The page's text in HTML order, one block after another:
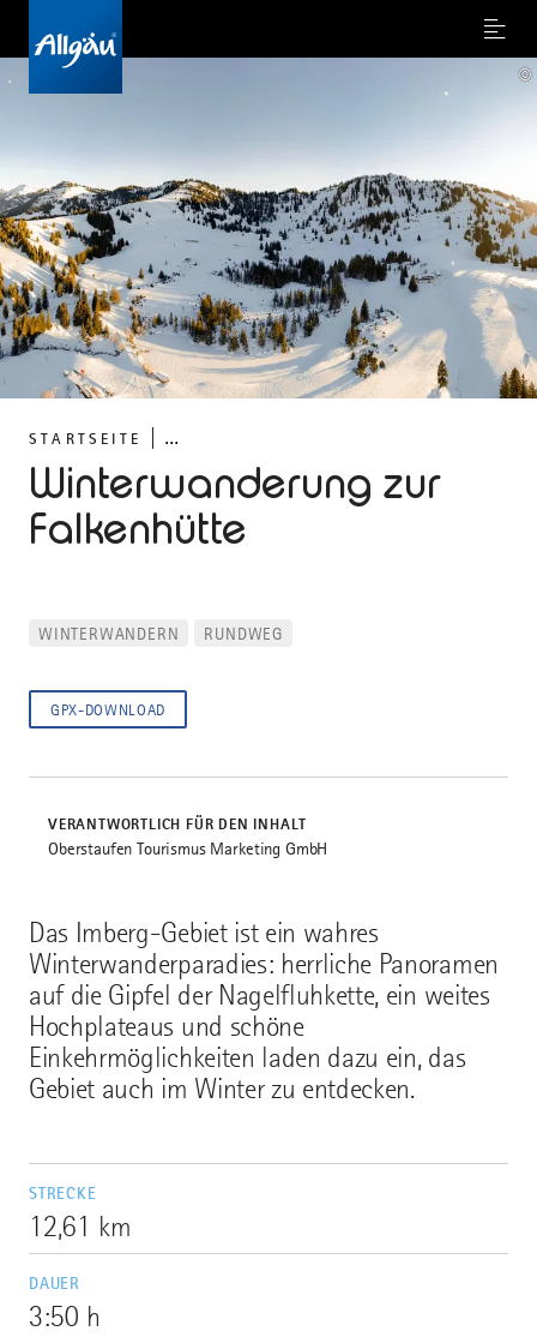
Menu
STARTSEITE ...
Winterwanderung zur
Falkenhütte
©
Das Imberg-Gebiet ist ein wahres
Winterwanderparadies: herrliche Panoramen
auf die Gipfel der Nagelfluhkette, ein weites
Hochplateaus und schöne
Einkehrmöglichkeiten laden dazu ein, das
Gebiet auch im Winter zu entdecken.
STRECKE
12,61 km
DAUER
3:50 h
WINTERWANDERN RUNDWEG
GPX-DOWNLOAD
VERANTWORTLICH FÜR DEN INHALT
Oberstaufen Tourismus Marketing GmbH